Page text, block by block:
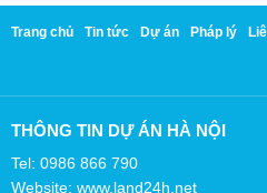
Trang chủ Tin tức Dự án Pháp lý
THÔNG TIN DỰ ÁN HÀ NỘI
Tel: 0986 866 790
Website: www.land24h.net